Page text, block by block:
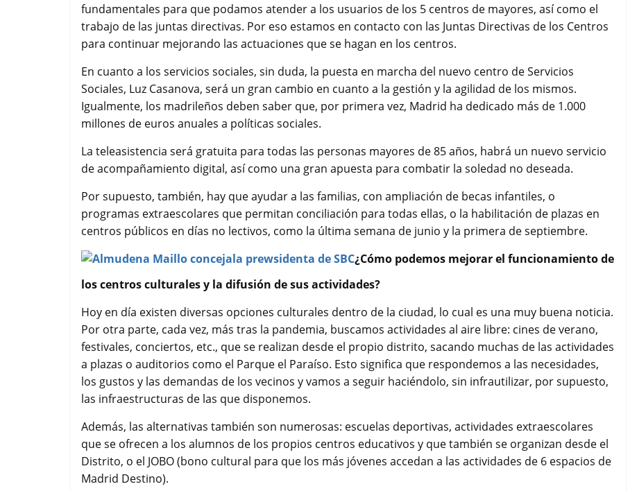
fundamentales para que podamos atender a los usuarios de los 5 centros de mayores, así como el
trabajo de las juntas directivas. Por eso estamos en contacto con las Juntas Directivas de los Centros
para continuar mejorando las actuaciones que se hagan en los centros.
En cuanto a los servicios sociales, sin duda, la puesta en marcha del nuevo centro de Servicios
Sociales, Luz Casanova, será un gran cambio en cuanto a la gestión y la agilidad de los mismos.
Igualmente, los madrileños deben saber que, por primera vez, Madrid ha dedicado más de 1.000
millones de euros anuales a políticas sociales.
La teleasistencia será gratuita para todas las personas mayores de 85 años, habrá un nuevo servicio
de acompañamiento digital, así como una gran apuesta para combatir la soledad no deseada.
Por supuesto, también, hay que ayudar a las familias, con ampliación de becas infantiles, o
programas extraescolares que permitan conciliación para todas ellas, o la habilitación de plazas en
centros públicos en días no lectivos, como la última semana de junio y la primera de septiembre.
¿Cómo podemos mejorar el funcionamiento de
los centros culturales y la difusión de sus actividades?
Hoy en día existen diversas opciones culturales dentro de la ciudad, lo cual es una muy buena noticia.
Por otra parte, cada vez, más tras la pandemia, buscamos actividades al aire libre: cines de verano,
festivales, conciertos, etc., que se realizan desde el propio distrito, sacando muchas de las actividades
a plazas o auditorios como el Parque el Paraíso. Esto significa que respondemos a las necesidades,
los gustos y las demandas de los vecinos y vamos a seguir haciéndolo, sin infrautilizar, por supuesto,
las infraestructuras de las que disponemos.
Además, las alternativas también son numerosas: escuelas deportivas, actividades extraescolares
que se ofrecen a los alumnos de los propios centros educativos y que también se organizan desde el
Distrito, o el JOBO (bono cultural para que los más jóvenes accedan a las actividades de 6 espacios de
Madrid Destino).